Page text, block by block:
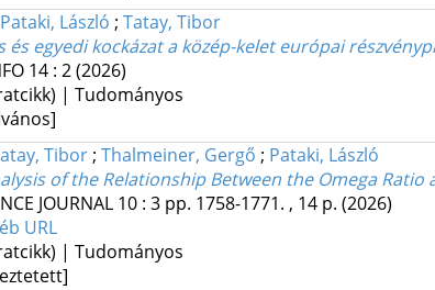
Pataki, László ; Tatay, Tibor
és egyedi kockázat a közép-kelet európai
14: 2(2026)
| Tudományos
Tibor; Thalmeiner, Gergő ; Pataki, László
of the Relationship Between the Omega
JOURNAL 10: 3 pp. 1758-1771. , 14 p. (2026)
URL
| Tudományos